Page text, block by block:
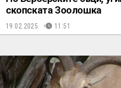
скопската Зоолошка
19.02.2025. 11:51